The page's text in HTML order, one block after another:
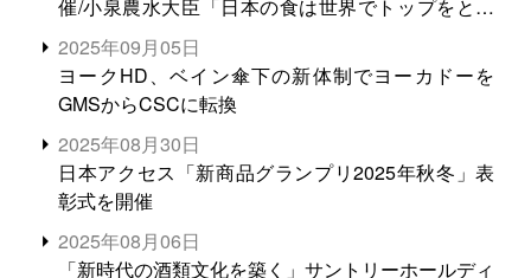
催/小泉農水大臣「日本の食は世界でトップをとれ
る。米増産に向けて、米輸出需要の拡大を」
2025年09月05日
ヨークHD、ベイン傘下の新体制でヨーカドーを
GMSからCSCに転換
2025年08月30日
日本アクセス「新商品グランプリ2025年秋冬」表
彰式を開催
2025年08月06日
「新時代の酒類文化を築く」サントリーホールディ